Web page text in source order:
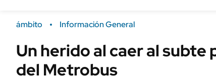
Campo
FINANZAS
Sustentabilidad
ámbito Información General
Un herido al caer al subte
del Metrobus